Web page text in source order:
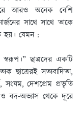
আরও অনেক বেশি
সাথে সাথে তাকে
হয়। যেমন :
ছাত্রদের একটি
ছাত্রেরই সত্যবাদিতা,
সংযম, দেশপ্রেম প্রভৃতি
অভ্যাস থেকে দূরে